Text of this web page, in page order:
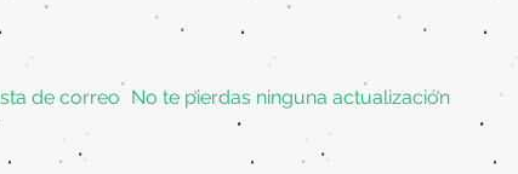
de correo No te pierdas ninguna actualización